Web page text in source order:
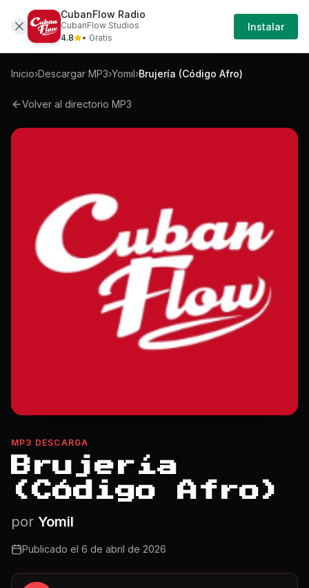
Mp3 Yomil-brujeria-codigo-afro-mp3
Iniciar
Sesión
Inicio›Descargar MP3›Yomil›Brujería (Código Afro)
Volver al directorio MP3
MP3 DESCARGA
Brujería
(Código Afro)
por Yomil
Publicado el 6 de abril de 2026
CubanFlow Radio
CubanFlow Studios
4.8
• Gratis
Instalar